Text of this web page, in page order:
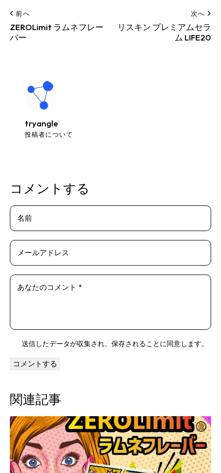
前へ
ZEROLimit ラムネフレー
バー
次へ
リスキン プレミアムセラ
ム LIFE20
tryangle
投稿者について
コメントする
送信したデータが収集され、保存されることに同意します。
関連記事